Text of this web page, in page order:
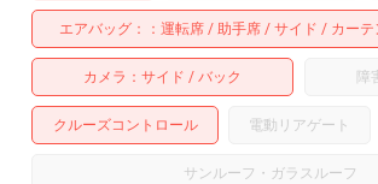
エアバッグ： 運転席 助手席 サイド カーテ
カメラ サイド バック 障
クルーズコントロール 電動リアゲート
サンルーフ・ガラスルーフ